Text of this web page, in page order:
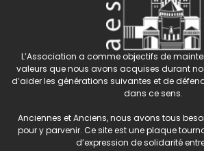
L’Association a comme objectifs de
valeurs que nous avons acquises durant
d’aider les générations suivantes et de
dans ce sens.
Anciennes et Anciens, nous avons tous
pour y parvenir. Ce site est une plaque
d’expression de solidarité